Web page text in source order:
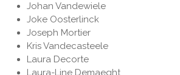
Johan Vandewiele
Joke Oosterlinck
Joseph Mortier
Kris Vandecasteele
Laura Decorte
Laura-Line Demaeght